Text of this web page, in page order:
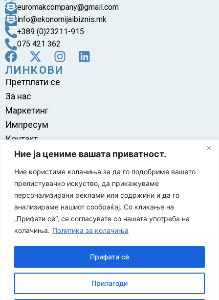
Ние ја цениме вашата приватност.
Ние користиме колачиња за да го подобриме вашето
прелистувачко искуство, да прикажуваме
персонализирани реклами или содржини и да го
анализираме нашиот сообраќај. Со кликање на
„Прифати сè“, се согласувате со нашата употреба на
колачиња. Политика за колачиња
Прилагоди
Прифати сè
euromakcompany@gmail.com
info@ekonomijaibiznis.mk
+389 (0)23211-915
075 421 362
ЛИНКОВИ
Претплати се
За нас
Маркетинг
Импресум
Контакт
Правила на користење
за заштита на печатени медиуми